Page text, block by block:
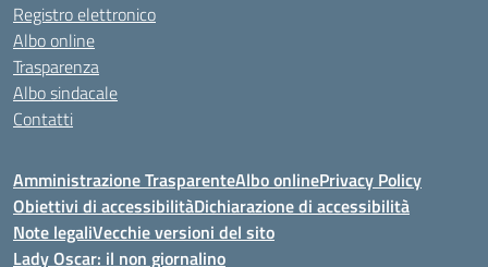
Registro elettronico
Albo online
Trasparenza
Albo sindacale
Contatti
Amministrazione TrasparenteAlbo onlinePrivacy Policy
Obiettivi di accessibilitàDichiarazione di accessibilità
Note legaliVecchie versioni del sito
Lady Oscar: il non giornalino